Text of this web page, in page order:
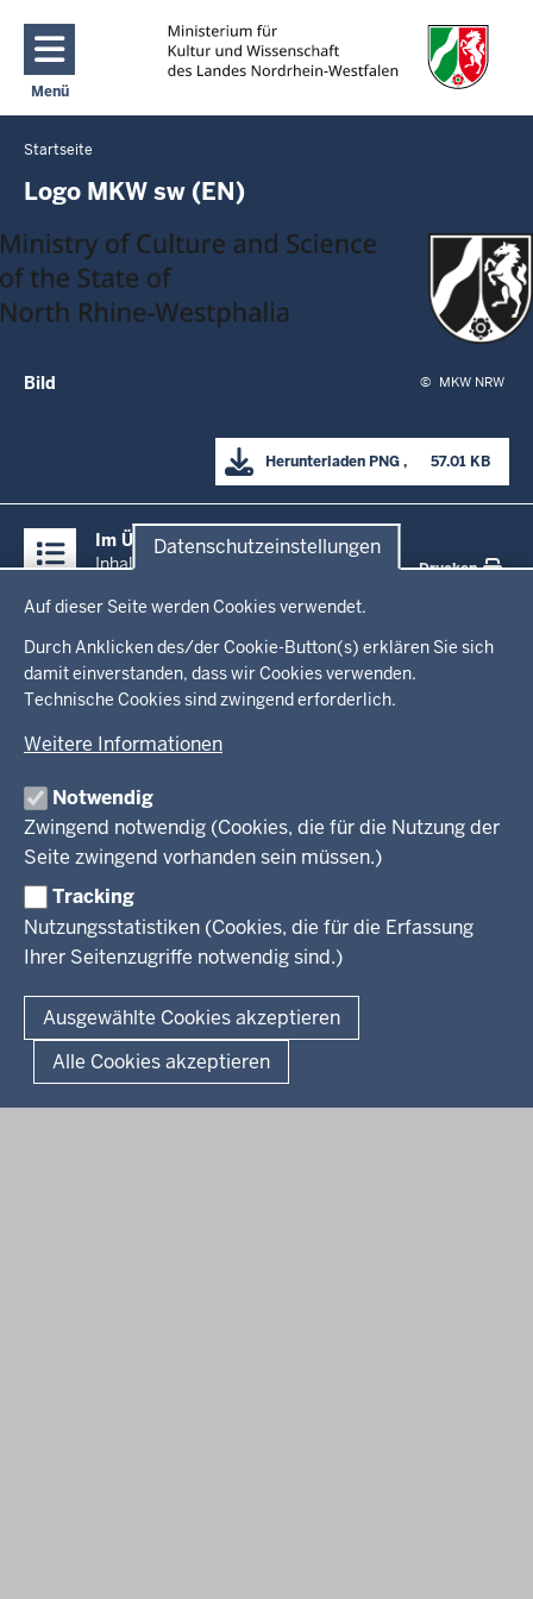
Datenschutzeinstellungen
Auf dieser Seite werden Cookies verwendet.
Durch Anklicken des/der Cookie-Button(s) erklären Sie sich
damit einverstanden, dass wir Cookies verwenden.
Technische Cookies sind zwingend erforderlich.
Weitere Informationen
Notwendig
Zwingend notwendig (Cookies, die für die Nutzung der
Seite zwingend vorhanden sein müssen.)
Tracking
Nutzungsstatistiken (Cookies, die für die Erfassung
Ihrer Seitenzugriffe notwendig sind.)
Ausgewählte Cookies akzeptieren
Alle Cookies akzeptieren
Direkt zum Inhalt
Menü
Navigation aktivieren/deaktivieren: Main Menu
Sie
befinden
hier
Startseite
Logo MKW sw (EN)
Bild © MKW NRW
Herunterladen PNG
      57.01 KB
Inhalte
Im Überblick
Inhalt
Drucken
Menü
in
der
Fußzeile
Startseite
Ministerium
Leitung des Hauses
Organisation
Arbeitgeber Ministerium
Rechtsgrundlagen
Kultur
Wissenschaft, Forschung, Lehre und Studium
Weiterbildung
Presse
Service
Kontakt
Fußzeile
Datenschutz Erklärung zur Barrierefreiheit